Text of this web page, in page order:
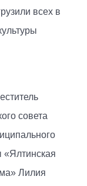
всех в
совета
«Ялтинская
Лилия